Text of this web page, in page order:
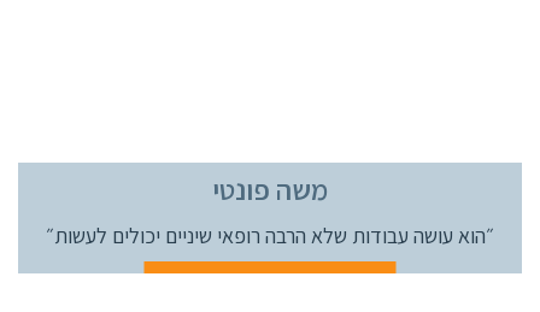
משה פונטי
״הוא עושה עבודות שלא הרבה רופאי שיניים יכולים לעשות״